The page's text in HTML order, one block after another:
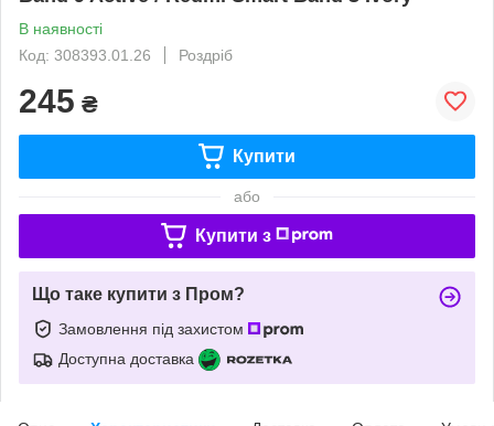
В наявності
Код: 308393.01.26
Роздріб
245 ₴
Купити
або
Купити з
Що таке купити з Пром?
Замовлення під захистом
Доступна доставка